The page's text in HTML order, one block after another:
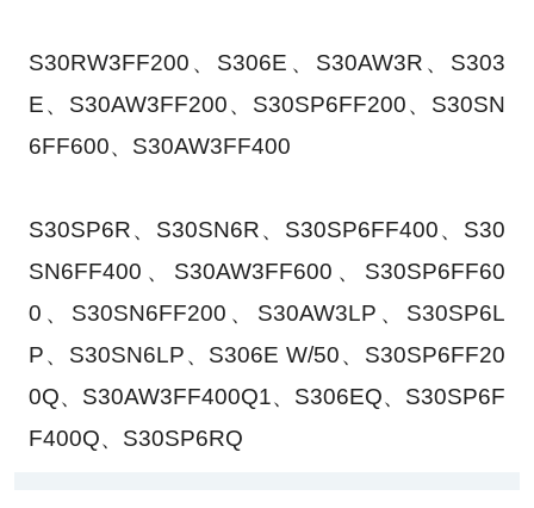
S30RW3FF200、S306E、S30AW3R、S303
E、S30AW3FF200、S30SP6FF200、S30SN
6FF600、S30AW3FF400
S30SP6R、S30SN6R、S30SP6FF400、S30
SN6FF400、S30AW3FF600、S30SP6FF60
0、S30SN6FF200、S30AW3LP、S30SP6L
P、S30SN6LP、S306E W/50、S30SP6FF20
0Q、S30AW3FF400Q1、S306EQ、S30SP6F
F400Q、S30SP6RQ